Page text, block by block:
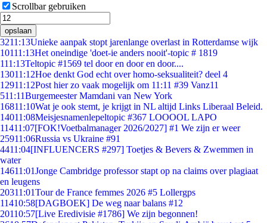
Scrollbar gebruiken
opslaan
3211:13Unieke aanpak stopt jarenlange overlast in Rotterdamse wijk
10111:13Het oneindige 'doet-ie anders nooit'-topic # 1819
111:13Teltopic #1569 tel door en door en door....
13011:12Hoe denkt God echt over homo-seksualiteit? deel 4
12911:12Post hier zo vaak mogelijk om 11:11 #39 Vanz11
511:11Burgemeester Mamdani van New York
16811:10Wat je ook stemt, je krijgt in NL altijd Links Liberaal Beleid.
14011:08Meisjesnamenlepeltopic #367 LOOOOL LAPO
11411:07[FOK!Voetbalmanager 2026/2027] #1 We zijn er weer
25911:06Russia vs Ukraine #91
4411:04[INFLUENCERS #297] Toetjes & Bevers & Zwemmen in
water
14611:01Jonge Cambridge professor stapt op na claims over plagiaat
en leugens
20311:01Tour de France femmes 2026 #5 Lollergps
11410:58[DAGBOEK] De weg naar balans #12
20110:57[Live Eredivisie #1786] We zijn begonnen!